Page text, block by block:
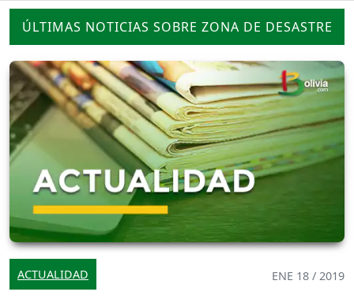
ÚLTIMAS NOTICIAS SOBRE ZONA DE DESASTRE
ACTUALIDAD ENE 18 / 2019